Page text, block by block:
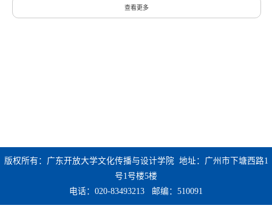
查看更多
版权所有：广东开放大学文化传播与设计学院 地址：广州市下塘西路1
号1号楼5楼
电话：020-83493213 邮编：510091